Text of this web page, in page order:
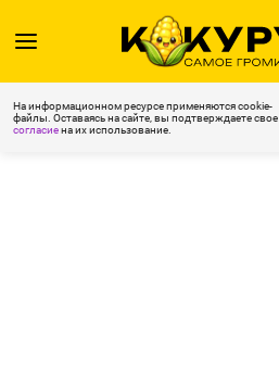
На информационном ресурсе применяются cookie-
файлы. Оставаясь на сайте, вы подтверждаете свое
согласиена их использование.